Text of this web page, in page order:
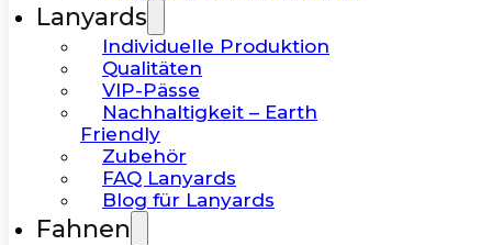
Lanyards
Individuelle Produktion
Qualitäten
VIP-Pässe
Nachhaltigkeit – Earth
Friendly
Zubehör
FAQ Lanyards
Blog für Lanyards
Fahnen